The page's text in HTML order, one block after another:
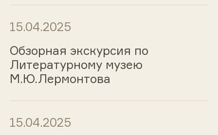
15.04.2025
Обзорная экскурсия по
Литературному музею
М.Ю.Лермонтова
15.04.2025